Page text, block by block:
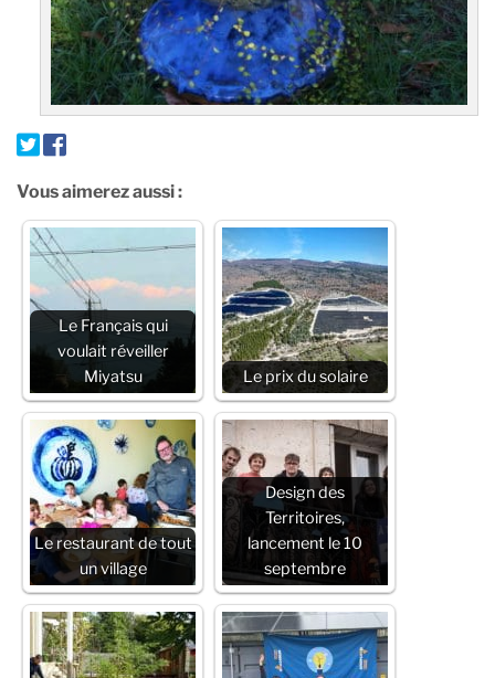
Vous aimerez aussi :
Le Français qui
voulait réveiller
Miyatsu
Le prix du solaire
Le restaurant de tout
un village
Design des
Territoires,
lancement le 10
septembre